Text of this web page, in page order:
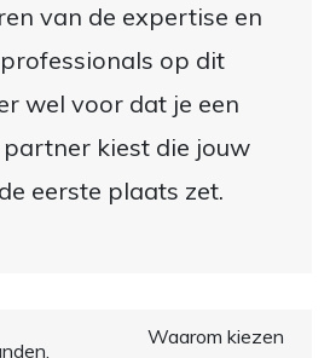
van de expertise en
op dit
wel voor dat je een
kiest die jouw
eerste plaats zet.
Waarom kiezen